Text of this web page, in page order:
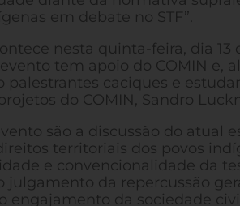
em debate no STF”.
nesta quinta-feira, dia 13
evento tem apoio do COMIN
palestrantes caciques e
do COMIN, Sandro
são a discussão do atual
territoriais dos povos
e convencionalidade da
julgamento da repercussão
engajamento da sociedade